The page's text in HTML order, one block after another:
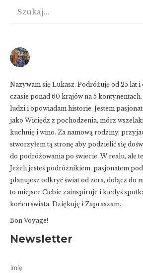
Nazywam się Łukasz. Podróżuję od 25 lat i
czasie ponad 60 krajów na 5
ludzi i opowiadam historie. Jestem
jako Wiciędz z pochodzenia, mórz
kuchnię i wino. Za namową rodziny,
stworzyłem tą stronę aby podzielić się
do podróżowania po świecie. W realu, ale
Jeżeli jesteś podróżnikiem, pasjonatem
planujesz odkryć świat od zera, dołącz do
to miejsce Ciebie zainspiruje i kiedyś
końcu świata. Dziękuję i Zapraszam.
Bon Voyage!
Newsletter